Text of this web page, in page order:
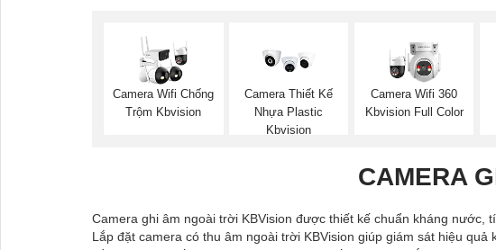
Camera Wifi Chống
Trộm Kbvision
Camera Thiết Kế
Nhựa Plastic
Kbvision
Camera Wifi 360
Kbvision Full Color
CAMERA
Camera ghi âm ngoài trời KBVision được thiết kế chuẩn kháng nước,
Lắp đặt camera có thu âm ngoài trời KBVision giúp giám sát hiệu